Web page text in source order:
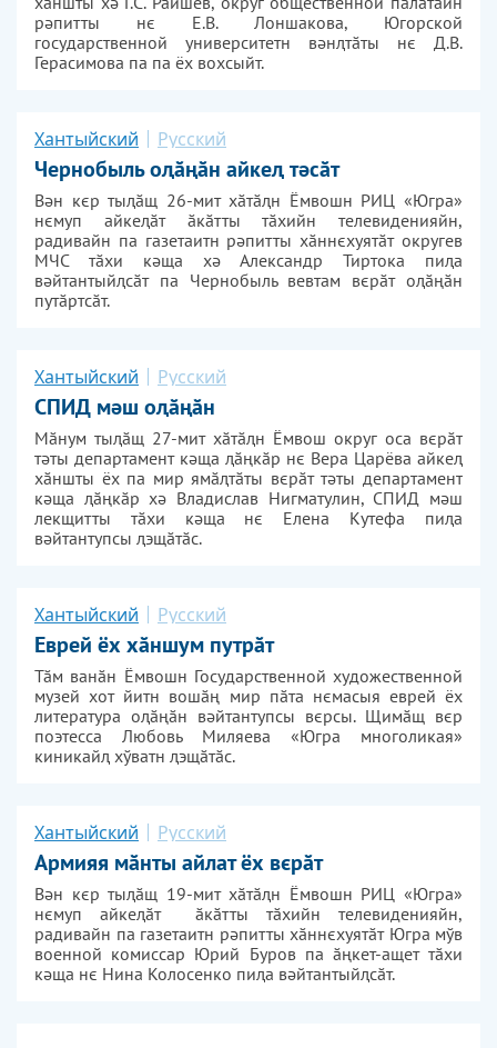
рәпитты нє Е.В. Лоншакова, Югорской
государственной университетн вәнԯтӑты нє Д.В.
Герасимова па па ёх вохсыйт.
Хантыйский Русский
Чернобыль оӑңӑн айке тәсӑт
Вән кєр тыӑщ 26-мит хӑтӑн Ёмвошн РИЦ «Югра»
нємуп айкеӑт ӑкӑтты тӑхийн телевиденияйн,
радивайн па газетаитн рәпитты хӑннєхуятӑт округев
МЧС тӑхи кәща хә Александр Тиртока пиа
вәйтантыйсӑт па Чернобыль вевтам вєрӑт оӑңӑн
путӑртсӑт.
Хантыйский Русский
СПИД мәш оӑңӑн
Мӑнум тыӑщ 27-мит хӑтӑн Ёмвош округ оса вєрӑт
тәты департамент кәща ӑңкӑр нє Вера Царёва айке
хӑншты ёх па мир ямӑтӑты вєрӑт тәты департамент
кәща ӑңкӑр хә Владислав Нигматулин, СПИД мәш
лекщитты тӑхи кәща нє Елена Кутефа пиа
вәйтантупсы эщӑтӑс.
Хантыйский Русский
Еврей ёх хӑншум путрӑт
Тӑм ванӑн Ёмвошн Государственной художественной
музей хот йитн вошӑң мир пӑта нємасыя еврей ёх
литература оӑңӑн вәйтантупсы вєрсы. Щимӑщ вєр
поэтесса Любовь Миляева «Югра многоликая»
киникай хўватн эщӑтӑс.
Хантыйский Русский
Армияя мӑнты айлат ёх вєрӑт
Вән кєр тыӑщ 19-мит хӑтӑн Ёмвошн РИЦ «Югра»
нємуп айкеӑт ӑкӑтты тӑхийн телевиденияйн,
радивайн па газетаитн рәпитты хӑннєхуятӑт Югра мўв
военной комиссар Юрий Буров па ӑңкет-ащет тӑхи
кәща нє Нина Колосенко пиа вәйтантыйсӑт.